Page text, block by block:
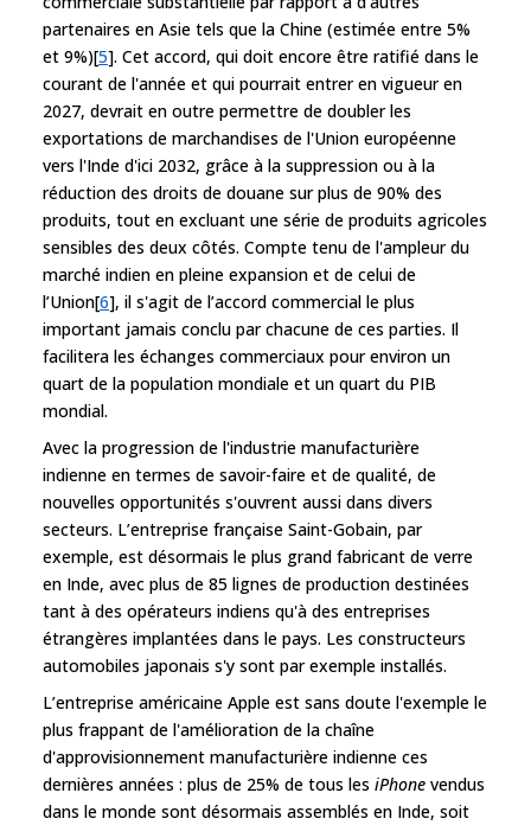
partenaires en Asie tels que la Chine (estimée entre 5%
et 9%)[5]. Cet accord, qui doit encore être ratifié dans le
courant de l'année et qui pourrait entrer en vigueur en
2027, devrait en outre permettre de doubler les
exportations de marchandises de l'Union européenne
vers l'Inde d'ici 2032, grâce à la suppression ou à la
réduction des droits de douane sur plus de 90% des
produits, tout en excluant une série de produits agricoles
sensibles des deux côtés. Compte tenu de l'ampleur du
marché indien en pleine expansion et de celui de
l’Union[6], il s'agit de l’accord commercial le plus
important jamais conclu par chacune de ces parties. Il
facilitera les échanges commerciaux pour environ un
quart de la population mondiale et un quart du PIB
mondial.
Avec la progression de l'industrie manufacturière
indienne en termes de savoir-faire et de qualité, de
nouvelles opportunités s'ouvrent aussi dans divers
secteurs. L’entreprise française Saint-Gobain, par
exemple, est désormais le plus grand fabricant de verre
en Inde, avec plus de 85 lignes de production destinées
tant à des opérateurs indiens qu'à des entreprises
étrangères implantées dans le pays. Les constructeurs
automobiles japonais s'y sont par exemple installés.
L’entreprise américaine Apple est sans doute l'exemple le
plus frappant de l'amélioration de la chaîne
d'approvisionnement manufacturière indienne ces
dernières années : plus de 25% de tous les iPhone vendus
dans le monde sont désormais assemblés en Inde, soit